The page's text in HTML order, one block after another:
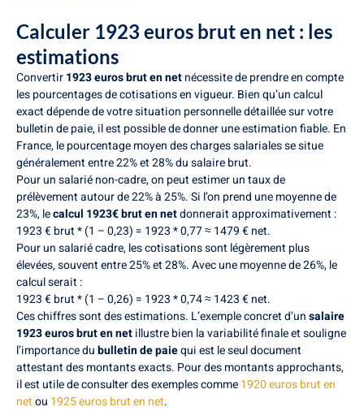
Calculer 1923 euros brut en net : les
estimations
Convertir1923 euros brut en netnécessite de prendre en compte
les pourcentages de cotisations en vigueur. Bien qu’un calcul
exact dépende de votre situation personnelle détaillée sur votre
bulletin de paie, il est possible de donner une estimation fiable. En
France, le pourcentage moyen des charges salariales se situe
généralement entre 22% et 28% du salaire brut.
Pour un salarié non-cadre, on peut estimer un taux de
prélèvement autour de 22% à 25%. Si l’on prend une moyenne de
23%, lecalcul 1923€ brut en netdonnerait approximativement :
1923 € brut * (1 – 0,23) = 1923 * 0,77 ≈ 1479 € net.
Pour un salarié cadre, les cotisations sont légèrement plus
élevées, souvent entre 25% et 28%. Avec une moyenne de 26%, le
calcul serait :
1923 € brut * (1 – 0,26) = 1923 * 0,74 ≈ 1423 € net.
Ces chiffres sont des estimations. L’exemple concret d’unsalaire
1923 euros brut en netillustre bien la variabilité finale et souligne
l’importance dubulletin de paiequi est le seul document
attestant des montants exacts. Pour des montants approchants,
il est utile de consulter des exemples comme1920 euros brut en
netou 1925 euros brut en net.